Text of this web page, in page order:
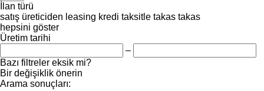
İlan türü
satış üreticiden leasing kredi taksitle takas takas
hepsini göster
Üretim tarihi
–
Bazı filtreler eksik mi?
Bir değişiklik önerin
Arama sonuçları: